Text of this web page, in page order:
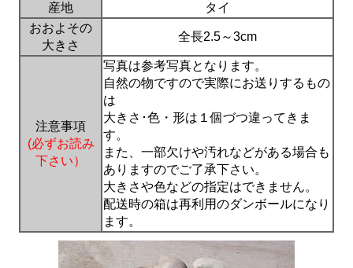
産地
タイ
おおよその
大きさ
全長2.5～3cm
注意事項
(必ずお読み
下さい）
写真は参考写真となります。
自然の物ですので実際にお送りするもの
は
大きさ･色・形は１個づつ違ってきま
す。
また、一部欠けや汚れなどがある場合も
ありますのでご了承下さい。
大きさや色などの指定はできません。
配送時の箱は再利用のダンボールになり
ます。